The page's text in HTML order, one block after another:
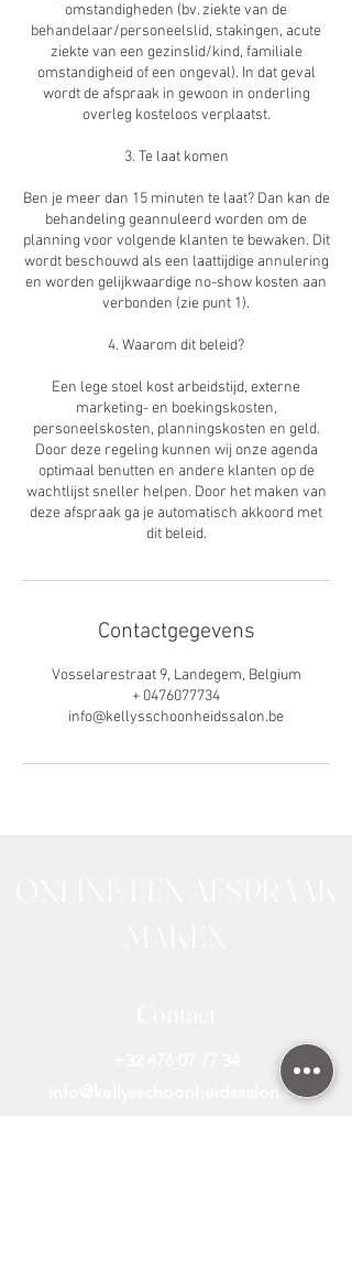
omstandigheden (bv. ziekte van de
behandelaar/personeelslid, stakingen, acute
ziekte van een gezinslid/kind, familiale
omstandigheid of een ongeval). In dat geval
wordt de afspraak in gewoon in onderling
overleg kosteloos verplaatst.
3. Te laat komen
Ben je meer dan 15 minuten te laat? Dan kan de
behandeling geannuleerd worden om de
planning voor volgende klanten te bewaken. Dit
wordt beschouwd als een laattijdige annulering
en worden gelijkwaardige no-show kosten aan
verbonden (zie punt 1).
4. Waarom dit beleid?
Een lege stoel kost arbeidstijd, externe
marketing- en boekingskosten,
personeelskosten, planningskosten en geld.
Door deze regeling kunnen wij onze agenda
optimaal benutten en andere klanten op de
wachtlijst sneller helpen. Door het maken van
deze afspraak ga je automatisch akkoord met
dit beleid.
Contactgegevens
Vosselarestraat 9, Landegem, Belgium
+ 0476077734
info@kellysschoonheidssalon.be
info@kellysschoonheidssalon.be